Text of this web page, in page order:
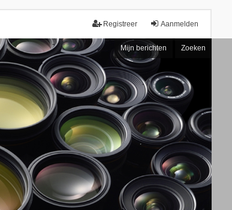
Aanmelden
Registreer
Mijn berichten Zoeken